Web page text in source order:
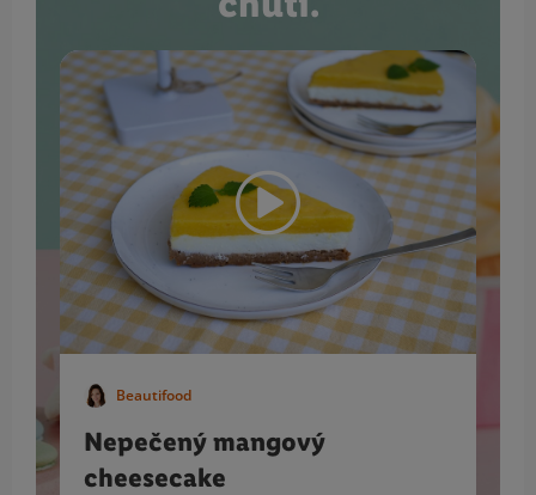
Beautifood
Nepečený mangový
cheesecake